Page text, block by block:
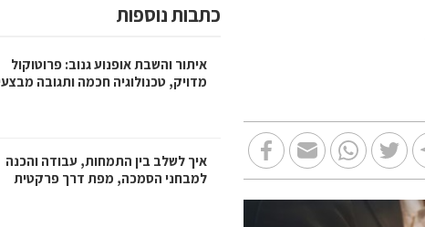
כתבות נוספות
איתור והשבת אופנוע גנוב: פרוטוקול
מדויק, טכנולוגיה חכמה ותגובה
איך לשלב בין התמחות, עבודה והכנה
למבחני הסמכה, מפת דרך פרקטית